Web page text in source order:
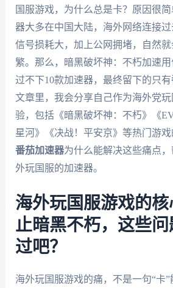
国服游戏，为什么总是卡？原因很
器大多在中国大陆，海外网络连接过
信号损耗大，加上公网拥堵，自然
繁。那么，暗黑破坏神：不朽加速
过不下10款加速器，最终留下的只有
文章里，我会分享自己作为海外党
验，包括《暗黑破坏神：不朽》《
星河》《决战！平安京》等热门游
番茄加速器为什么能解决这些痛点
外玩国服的加速器。
海外玩国服游戏的
止暗黑不朽，这些问
过吧？
海外玩国服游戏的痛，不是一句“卡